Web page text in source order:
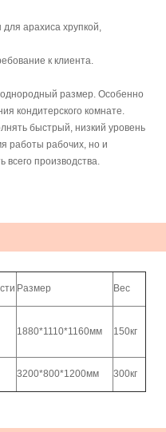
арахиса хрупкой,
к клиента.
размер. Особенно
кондитерского комнате.
быстрый, низкий уровень
работы рабочих, но и
всего производства.
Размер Вес
1880*1110*1160мм 150кг
3200*800*1200мм 300кг